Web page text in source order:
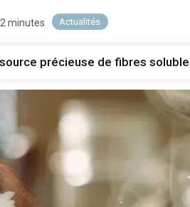
Actualités
minutes
précieuse de fibres